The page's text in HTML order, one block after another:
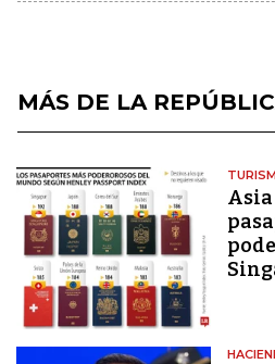
MÁS DE LA